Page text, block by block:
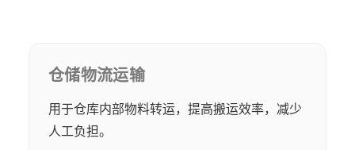
仓储物流运输
用于仓库内部物料转运，提高搬运效率，减少
人工负担。